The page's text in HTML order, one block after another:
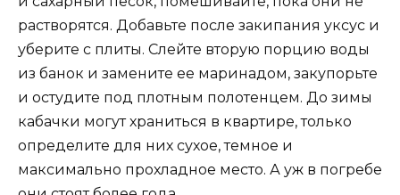
растворятся. Добавьте после закипания уксус и
уберите с плиты. Слейте вторую порцию воды
из банок и замените ее маринадом, закупорьте
и остудите под плотным полотенцем. До зимы
кабачки могут храниться в квартире, только
определите для них сухое, темное и
максимально прохладное место. А уж в погребе